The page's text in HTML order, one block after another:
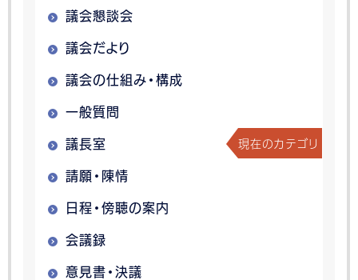
議会懇談会
議会だより
議会の仕組み・構成
一般質問
議長室 現在のカテゴリ
請願・陳情
日程・傍聴の案内
会議録
意見書・決議